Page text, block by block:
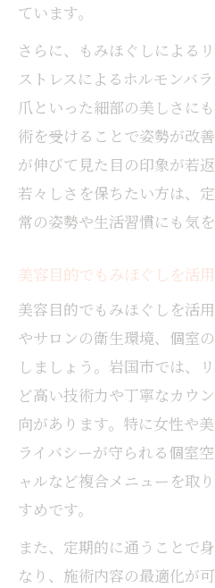
ています。
さらに、もみほぐしによる
ストレスによるホルモンバ
爪といった細部の美しさに
術を受けることで姿勢が改
が伸びて見た目の印象が若
若々しさを保ちたい方は、
常の姿勢や生活習慣にも気
美容目的でもみほぐしを活
美容目的でもみほぐしを活
やサロンの衛生環境、個室
しましょう。岩国市では、
ど高い技術力や丁寧なカウ
向があります。特に女性や
ライバシーが守られる個室
ャルなど複合メニューを取
すめです。
また、定期的に通うことで
なり、施術内容の最適化が